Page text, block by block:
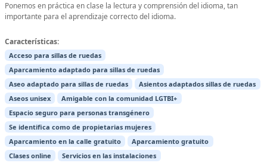
Ponemos en práctica en clase la lectura y comprensión del idioma, tan
importante para el aprendizaje correcto del idioma.
Características:
Acceso para sillas de ruedas
Aparcamiento adaptado para sillas de ruedas
Aseo adaptado para sillas de ruedas
Asientos adaptados sillas de ruedas
Aseos unisex
Amigable con la comunidad LGTBI+
Espacio seguro para personas transgénero
Se identifica como de propietarias mujeres
Aparcamiento en la calle gratuito
Aparcamiento gratuito
Clases online
Servicios en las instalaciones